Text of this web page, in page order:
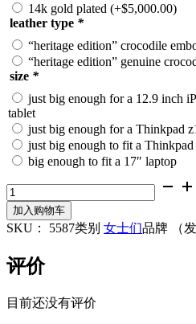
14k gold plated (+$5,000.00)
leather type *
“heritage edition” crocodile
“heritage edition” genuine
size *
just big enough for a 12.9 inch
tablet
just big enough for a Thinkpad
just big enough to fit a
big enough to fit a 17″ laptop
轻
型
鳄
鱼
纹
革
加入购物车
SKU： 5587类别 女士们品牌 （
评价
目前还没有评价